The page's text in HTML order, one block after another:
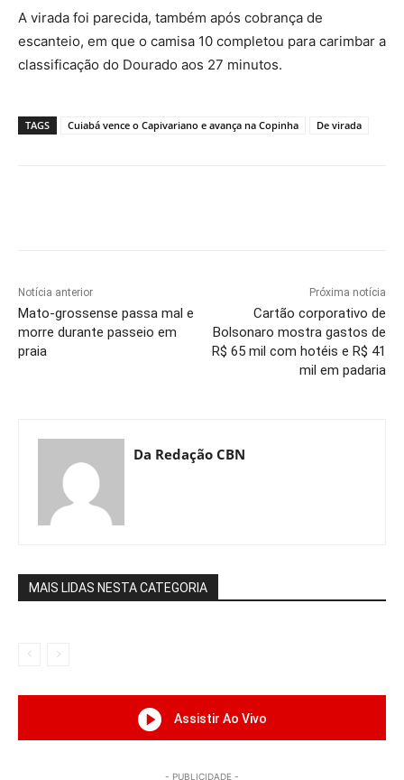
A virada foi parecida, também após cobrança de
escanteio, em que o camisa 10 completou para carimbar a
classificação do Dourado aos 27 minutos.
TAGS Cuiabá vence o Capivariano e avança na Copinha De virada
Notícia anterior
Mato-grossense passa mal e
morre durante passeio em
praia
Próxima notícia
Cartão corporativo de
Bolsonaro mostra gastos de
R$ 65 mil com hotéis e R$ 41
mil em padaria
Da Redação CBN
MAIS LIDAS NESTA CATEGORIA
Assistir Ao Vivo
- PUBLICIDADE -